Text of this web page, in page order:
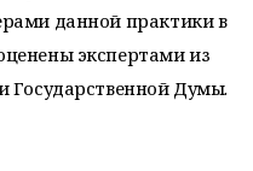
данной практики в
экспертами из
Государственной Думы.